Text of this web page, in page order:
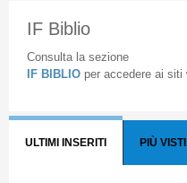
IF Biblio
Consulta la sezione
IF BIBLIO per accedere ai
ULTIMI INSERITI PIÙ VISTI